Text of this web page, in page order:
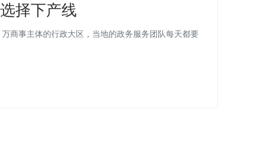
择下产线
商事主体的行政大区，当地的政务服务团队每天都要